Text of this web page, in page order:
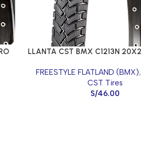
LLANTA CST BMX C1213N
FREESTYLE FLATLAND (BMX),
CST Tires
S/46.00